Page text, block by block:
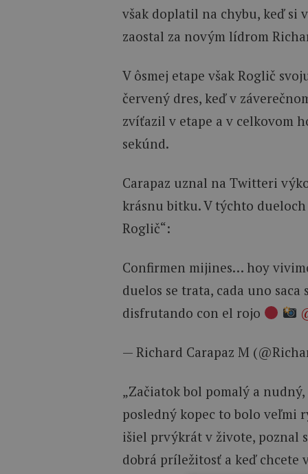
však doplatil na chybu, keď si
zaostal za novým lídrom
V ôsmej etape však Roglič
červený dres, keď v
zvíťazil v etape a v celkovom
sekúnd.
Carapaz uznal na Twitteri
krásnu bitku. V týchto
Roglič“:
Confirmen mijines… hoy
duelos se trata, cada uno
disfrutando con el rojo
— Richard Carapaz M
„Začiatok bol pomalý a
posledný kopec to bolo veľmi
išiel prvýkrát v živote, poznal
dobrá príležitosť a keď chcete